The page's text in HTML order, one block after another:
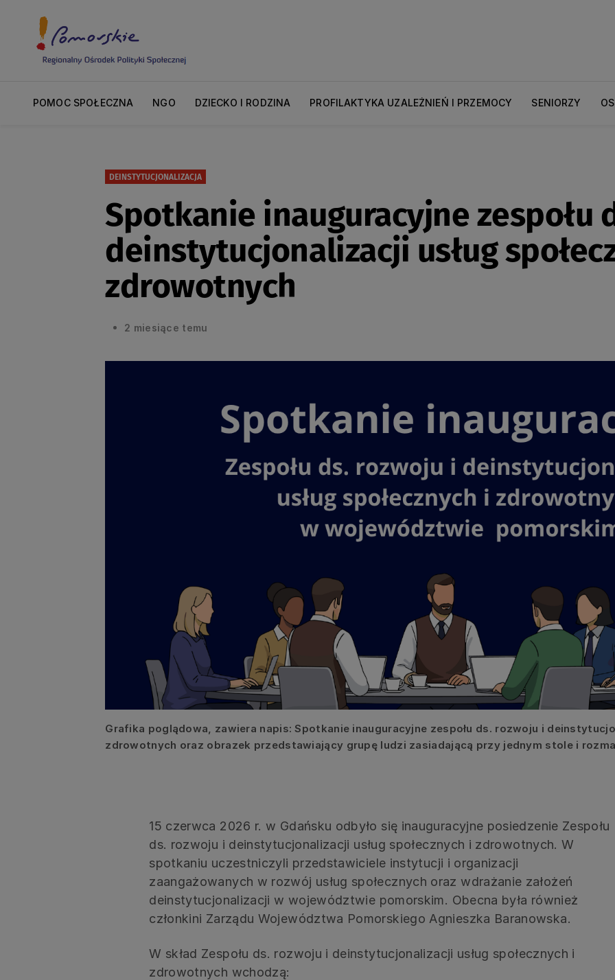
POMOC SPOŁECZNA NGO DZIECKO I RODZINA PROFILAKTYKA UZALEŻNIEŃ I PRZEMOCY SENIORZY
DEINSTYTUCJONALIZACJA
Spotkanie inauguracyjne zespołu
deinstytucjonalizacji usług
zdrowotnych
2 miesiące temu
Grafika poglądowa, zawiera napis: Spotkanie inauguracyjne zespołu ds. rozwoju i
zdrowotnych oraz obrazek przedstawiający grupę ludzi zasiadającą przy jednym stole i
15 czerwca 2026 r. w Gdańsku odbyło się inauguracyjne posiedzenie Zespołu
ds. rozwoju i deinstytucjonalizacji usług społecznych i zdrowotnych. W
spotkaniu uczestniczyli przedstawiciele instytucji i organizacji
zaangażowanych w rozwój usług społecznych oraz wdrażanie założeń
deinstytucjonalizacji w województwie pomorskim. Obecna była również
członkini Zarządu Województwa Pomorskiego Agnieszka Baranowska.
W skład Zespołu ds. rozwoju i deinstytucjonalizacji usług społecznych i
zdrowotnych wchodzą: